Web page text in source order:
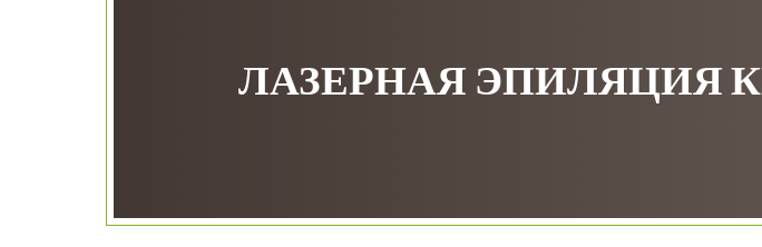
ЛАЗЕРНАЯ ЭПИЛЯЦИЯ